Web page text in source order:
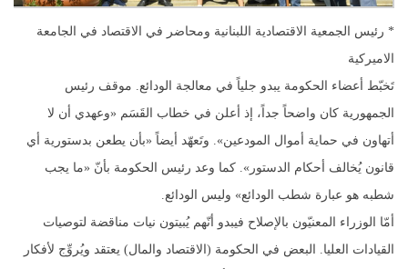
* رئيس الجمعية الاقتصادية اللبنانية ومحاضر في الاقتصاد في الجامعة
الاميركية
تَخبّط أعضاء الحكومة يبدو جلياً في معالجة الودائع. موقف رئيس
الجمهورية كان واضحاً جداً، إذ أعلن في خطاب القَسَم «وعهدي أن لا
أتهاون في حماية أموال المودعين». وتَعهّد أيضاً «بأن يطعن بدستورية أي
قانون يُخالف أحكام الدستور». كما وعد رئيس الحكومة بأنّ «ما يجب
شطبه هو عبارة شطب الودائع» وليس الودائع.
أمّا الوزراء المعنيّون بالإصلاح فيبدو أنّهم يُبيتون نيات مناقضة لتوصيات
القيادات العليا. البعض في الحكومة (الاقتصاد والمال) يعتقد ويُروِّج لأفكار